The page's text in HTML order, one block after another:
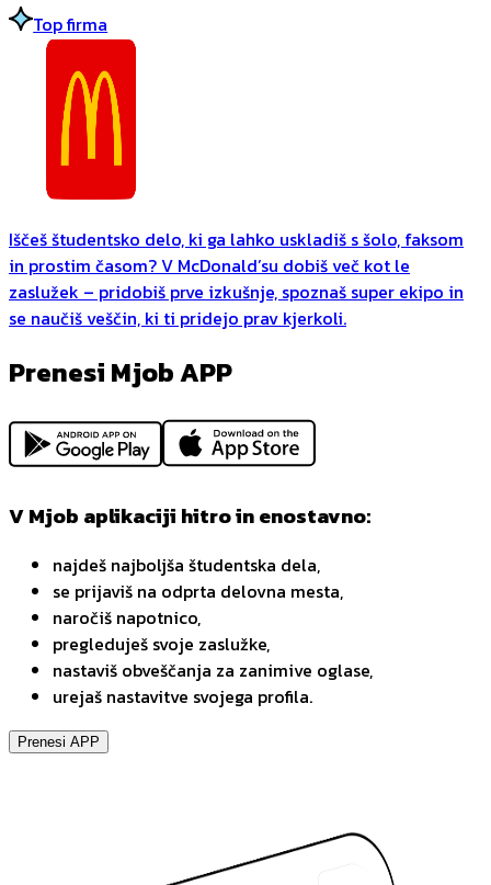
Top firma
Iščeš študentsko delo, ki ga lahko uskladiš s šolo, faksom
in prostim časom? V McDonald’su dobiš več kot le
zaslužek – pridobiš prve izkušnje, spoznaš super ekipo in
se naučiš veščin, ki ti pridejo prav kjerkoli.
Prenesi Mjob APP
V Mjob aplikaciji hitro in enostavno:
najdeš najboljša študentska dela,
se prijaviš na odprta delovna mesta,
naročiš napotnico,
pregleduješ svoje zaslužke,
nastaviš obveščanja za zanimive oglase,
urejaš nastavitve svojega profila.
Prenesi APP